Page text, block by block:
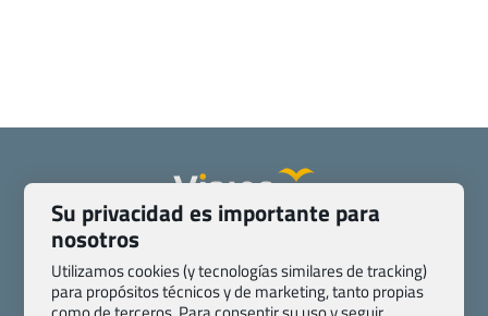
Pasaporte, Visado, Salud y otras disposiciones específicas
Blog de Viajes.com
Registro de agencias
Su privacidad es importante para
nosotros
Utilizamos cookies (y tecnologías similares de tracking)
para propósitos técnicos y de marketing, tanto propias